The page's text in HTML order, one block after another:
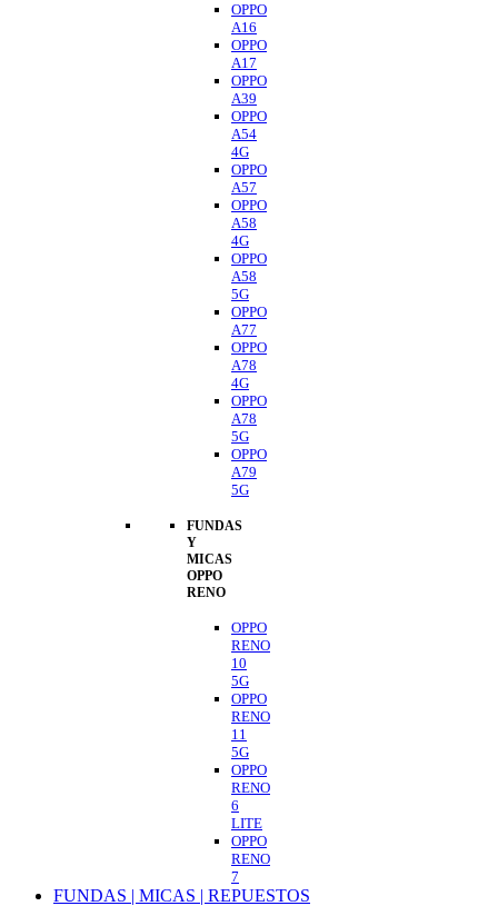
OPPO
A16
OPPO
A17
OPPO
A39
OPPO
A54
4G
OPPO
A57
OPPO
A58
4G
OPPO
A58
5G
OPPO
A77
OPPO
A78
4G
OPPO
A78
5G
OPPO
A79
5G
FUNDAS
Y
MICAS
OPPO
RENO
OPPO
RENO
10
5G
OPPO
RENO
11
5G
OPPO
RENO
6
LITE
OPPO
RENO
7
FUNDAS | MICAS | REPUESTOS